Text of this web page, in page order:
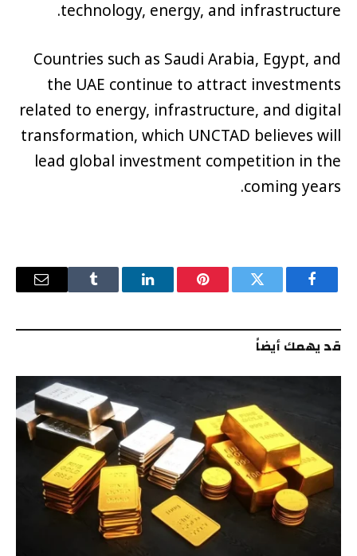
technology, energy, and infrastructure.
Countries such as Saudi Arabia, Egypt, and
the UAE continue to attract investments
related to energy, infrastructure, and digital
transformation, which UNCTAD believes will
lead global investment competition in the
coming years.
فيسبوك تويتر بينتيريستلينكدإن Tumblr
البريد
قد يهمك أيضاً